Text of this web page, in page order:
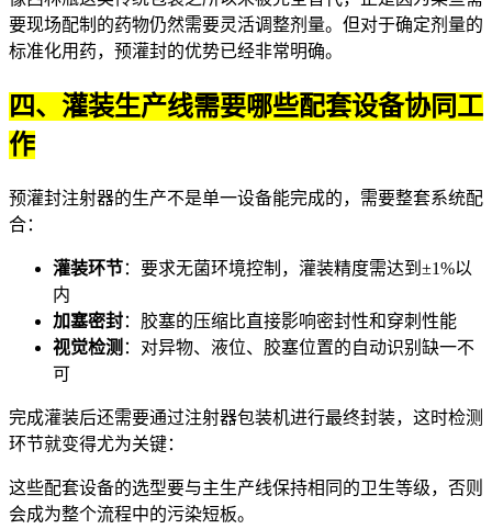
要现场配制的药物仍然需要灵活调整剂量。但对于确定剂量的
标准化用药，预灌封的优势已经非常明确。
四、灌装生产线需要哪些配套设备协同工
作
预灌封注射器的生产不是单一设备能完成的，需要整套系统配
合：
灌装环节：要求无菌环境控制，灌装精度需达到±1%以
内
加塞密封：胶塞的压缩比直接影响密封性和穿刺性能
视觉检测 ：对异物、液位、胶塞位置的自动识别缺一不
可
完成灌装后还需要通过注射器包装机进行最终封装，这时检测
环节就变得尤为关键：
这些配套设备的选型要与主生产线保持相同的卫生等级，否则
会成为整个流程中的污染短板。